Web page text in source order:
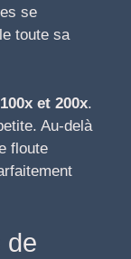
se
toute sa
100x et 200x.
Au-delà
floute
de